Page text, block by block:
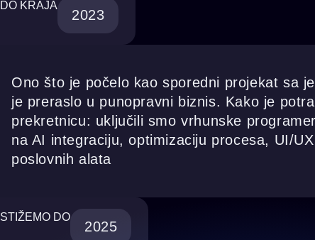
DO KRAJA
2023
Ono što je počelo kao sporedni projekat sa
je preraslo u punopravni biznis. Kako je
prekretnicu: uključili smo vrhunske
na AI integraciju, optimizaciju procesa, UI/
poslovnih alata
STIŽEMO DO
2025